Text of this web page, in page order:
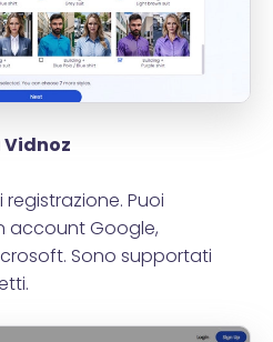
Vidnoz
Puoi
account Google,
Sono supportati